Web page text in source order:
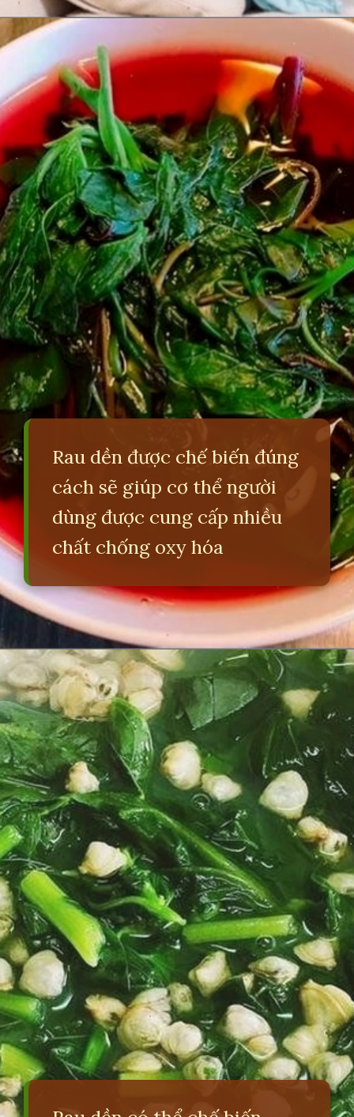
https://erci.edu.vn/tac-hai-cua-rau-den
Rau dền được chế biến đúng
cách sẽ giúp cơ thể người
dùng được cung cấp nhiều
chất chống oxy hóa
Đang mởhttps://erci.edu.vn/tac-hai-cua-rau-den